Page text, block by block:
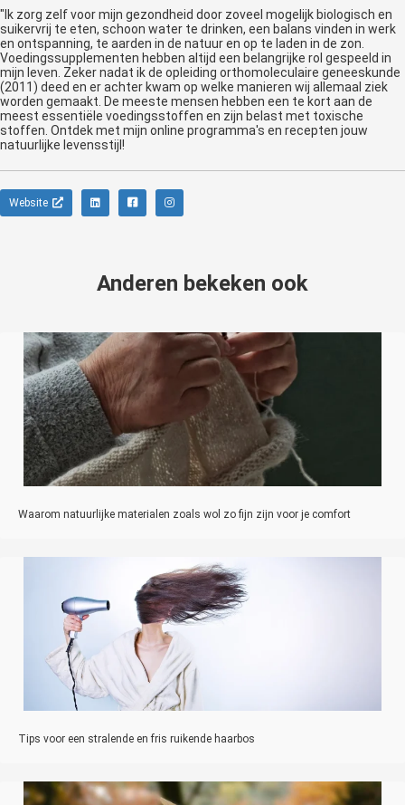
"Ik zorg zelf voor mijn gezondheid door zoveel mogelijk biologisch en
suikervrij te eten, schoon water te drinken, een balans vinden in werk
en ontspanning, te aarden in de natuur en op te laden in de zon.
Voedingssupplementen hebben altijd een belangrijke rol gespeeld in
mijn leven. Zeker nadat ik de opleiding orthomoleculaire geneeskunde
(2011) deed en er achter kwam op welke manieren wij allemaal ziek
worden gemaakt. De meeste mensen hebben een te kort aan de
meest essentiële voedingsstoffen en zijn belast met toxische
stoffen. Ontdek met mijn online programma's en recepten jouw
natuurlijke levensstijl!
Website
Anderen bekeken ook
Waarom natuurlijke materialen zoals wol zo fijn zijn voor je comfort
Tips voor een stralende en fris ruikende haarbos